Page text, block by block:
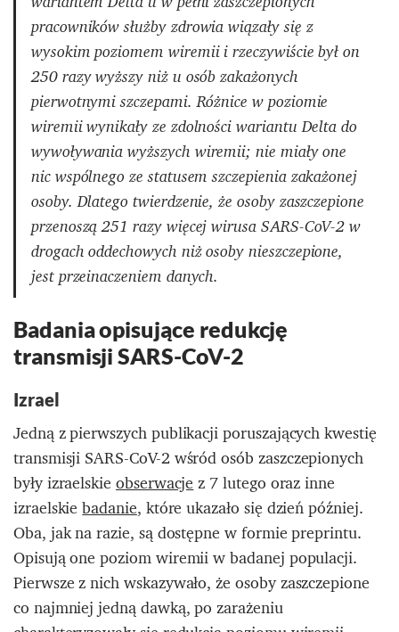
pracowników służby zdrowia wiązały się z
wysokim poziomem wiremii i rzeczywiście był on
250 razy wyższy niż u osób zakażonych
pierwotnymi szczepami. Różnice w poziomie
wiremii wynikały ze zdolności wariantu Delta do
wywoływania wyższych wiremii; nie miały one
nic wspólnego ze statusem szczepienia zakażonej
osoby. Dlatego twierdzenie, że osoby zaszczepione
przenoszą 251 razy więcej wirusa SARS-CoV-2 w
drogach oddechowych niż osoby nieszczepione,
jest przeinaczeniem danych.
Badania opisujące redukcję
transmisji SARS-CoV-2
Izrael
Jedną z pierwszych publikacji poruszających kwestię
transmisji SARS-CoV-2 wśród osób zaszczepionych
były izraelskieobserwacjez 7 lutego oraz inne
izraelskiebadanie, które ukazało się dzień później.
Oba, jak na razie, są dostępne w formie preprintu.
Opisują one poziom wiremii w badanej populacji.
Pierwsze z nich wskazywało, że osoby zaszczepione
co najmniej jedną dawką, po zarażeniu